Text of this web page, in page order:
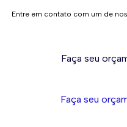
Entre em contato com um de
Faça seu
Faça seu